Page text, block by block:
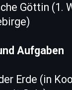
Göttin (1.
Aufgaben
Erde (in